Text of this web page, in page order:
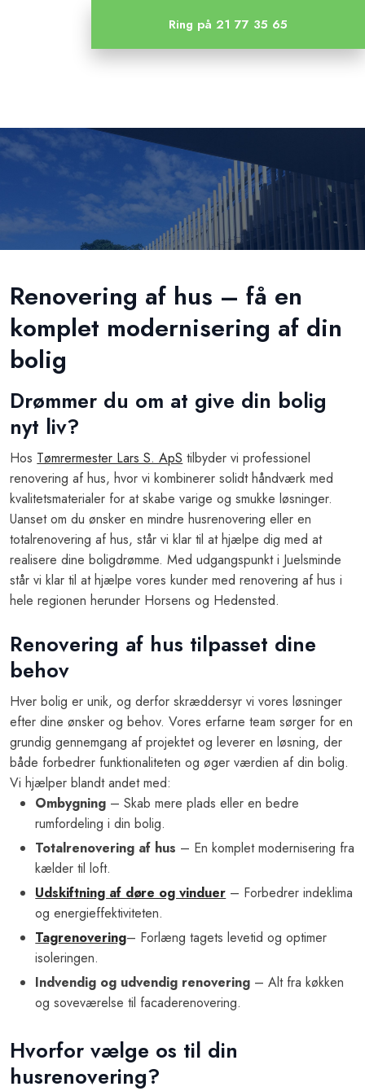
Ring på 21 77 35 65
Renovering af hus – få en
komplet modernisering af din
bolig
Drømmer du om at give din bolig
nyt liv?
Hos Tømrermester Lars S. ApS tilbyder vi professionel
renovering af hus, hvor vi kombinerer solidt håndværk med
kvalitetsmaterialer for at skabe varige og smukke løsninger.
Uanset om du ønsker en mindre husrenovering eller en
totalrenovering af hus, står vi klar til at hjælpe dig med at
realisere dine boligdrømme. Med udgangspunkt i Juelsminde
står vi klar til at hjælpe vores kunder med renovering af hus i
hele regionen herunder Horsens og Hedensted.
Renovering af hus tilpasset dine
behov
Hver bolig er unik, og derfor skræddersyr vi vores løsninger
efter dine ønsker og behov. Vores erfarne team sørger for en
grundig gennemgang af projektet og leverer en løsning, der
både forbedrer funktionaliteten og øger værdien af din bolig.
Vi hjælper blandt andet med:
Ombygning – Skab mere plads eller en bedre
rumfordeling i din bolig.
Totalrenovering af hus – En komplet modernisering fra
kælder til loft.
Udskiftning af døre og vinduer – Forbedrer indeklima
og energieffektiviteten.
Tagrenovering– Forlæng tagets levetid og optimer
isoleringen.
Indvendig og udvendig renovering – Alt fra køkken
og soveværelse til facaderenovering.
Hvorfor vælge os til din
husrenovering?